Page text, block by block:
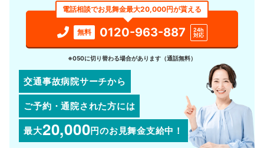
電話相談でお見舞金最大20,000円が貰える
無料 0120-963-887
24h
対応
※050に切り替わる場合があります（通話無料）
交通事故病院サーチから
ご予約・通院された方には
最大20,000円のお見舞金支給中！